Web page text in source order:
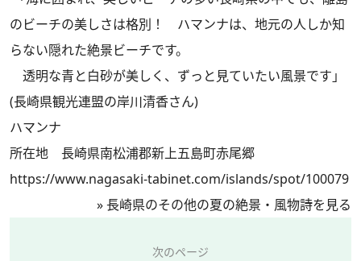
のビーチの美しさは格別！ ハマンナは、地元の人しか知
らない隠れた絶景ビーチです。
透明な青と白砂が美しく、ずっと見ていたい風景です」
(長崎県観光連盟の岸川清香さん)
ハマンナ
所在地 長崎県南松浦郡新上五島町赤尾郷
https://www.nagasaki-tabinet.com/islands/spot/100079
»長崎県のその他の夏の絶景・風物詩を見る
次のページ